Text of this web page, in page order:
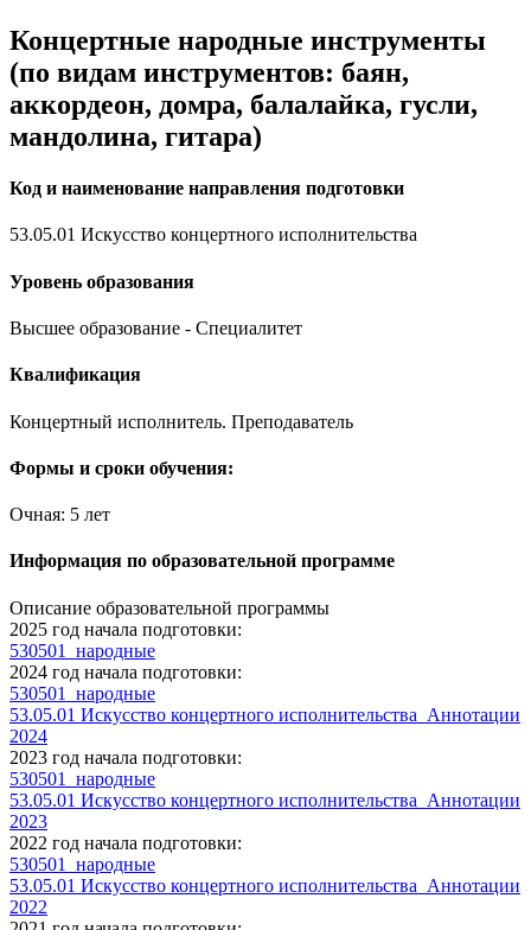
Концертные народные инструменты
(по видам инструментов: баян,
аккордеон, домра, балалайка, гусли,
мандолина, гитара)
Код и наименование направления подготовки
53.05.01 Искусство концертного исполнительства
Уровень образования
Высшее образование - Специалитет
Квалификация
Концертный исполнитель. Преподаватель
Формы и сроки обучения:
Очная: 5 лет
Информация по образовательной программе
Описание образовательной программы
2025 год начала подготовки:
530501_народные
2024 год начала подготовки:
530501_народные
53.05.01 Искусство концертного исполнительства_Аннотации
2024
2023 год начала подготовки:
530501_народные
53.05.01 Искусство концертного исполнительства_Аннотации
2023
2022 год начала подготовки:
530501_народные
53.05.01 Искусство концертного исполнительства_Аннотации
2022